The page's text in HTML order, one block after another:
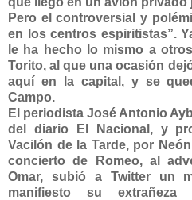
Pero el controversial y
en los centros espiritistas”.
le ha hecho lo mismo a
Torito, al que una ocasión
aquí en la capital, y se
Campo.
El periodista José Antonio
del diario El Nacional, y
Vacilón de la Tarde, por
concierto de Romeo, al
Omar, subió a Twitter un
manifiesto su